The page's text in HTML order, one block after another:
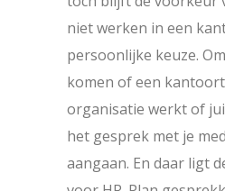
niet werken in een
persoonlijke keuze.
komen of een
organisatie werkt of
het gesprek met je
aangaan. En daar ligt